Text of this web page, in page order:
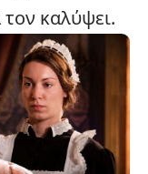
τον καλύψει.